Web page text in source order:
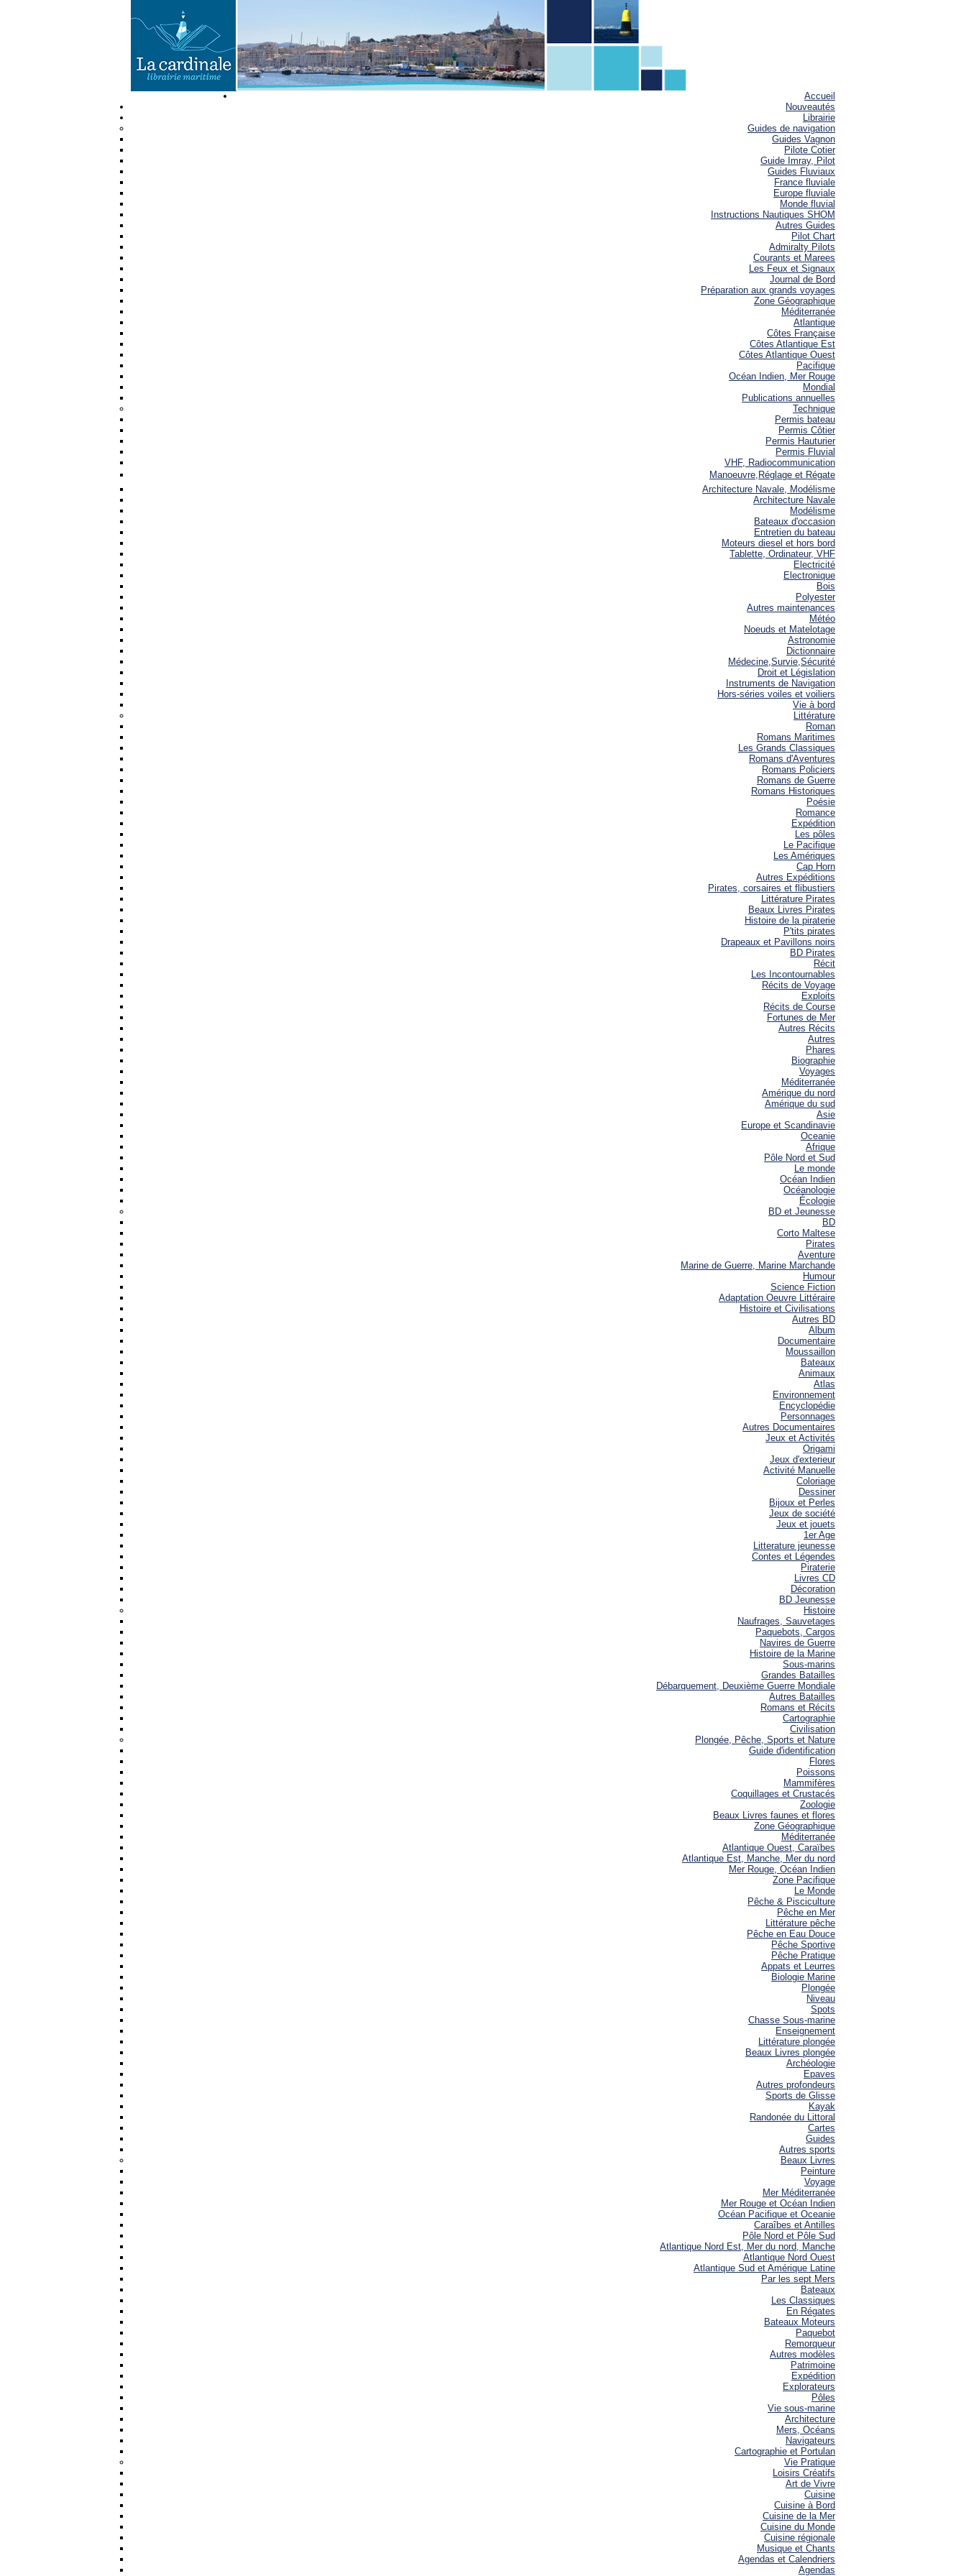
Accueil
Nouveautés
Librairie
Guides de navigation
Guides Vagnon
Pilote Cotier
Guide Imray, Pilot
Guides Fluviaux
France fluviale
Europe fluviale
Monde fluvial
Instructions Nautiques SHOM
Autres Guides
Pilot Chart
Admiralty Pilots
Courants et Marees
Les Feux et Signaux
Journal de Bord
Préparation aux grands voyages
Zone Géographique
Méditerranée
Atlantique
Côtes Française
Côtes Atlantique Est
Côtes Atlantique Ouest
Pacifique
Océan Indien, Mer Rouge
Mondial
Publications annuelles
Technique
Permis bateau
Permis Côtier
Permis Hauturier
Permis Fluvial
VHF, Radiocommunication
Manoeuvre,Réglage et Régate
Architecture Navale, Modélisme
Architecture Navale
Modélisme
Bateaux d'occasion
Entretien du bateau
Moteurs diesel et hors bord
Tablette, Ordinateur, VHF
Electricité
Electronique
Bois
Polyester
Autres maintenances
Météo
Noeuds et Matelotage
Astronomie
Dictionnaire
Médecine,Survie,Sécurité
Droit et Législation
Instruments de Navigation
Hors-séries voiles et voiliers
Vie à bord
Littérature
Roman
Romans Maritimes
Les Grands Classiques
Romans d'Aventures
Romans Policiers
Romans de Guerre
Romans Historiques
Poésie
Romance
Expédition
Les pôles
Le Pacifique
Les Amériques
Cap Horn
Autres Expéditions
Pirates, corsaires et flibustiers
Littérature Pirates
Beaux Livres Pirates
Histoire de la piraterie
P'tits pirates
Drapeaux et Pavillons noirs
BD Pirates
Récit
Les Incontournables
Récits de Voyage
Exploits
Récits de Course
Fortunes de Mer
Autres Récits
Autres
Phares
Biographie
Voyages
Méditerranée
Amérique du nord
Amérique du sud
Asie
Europe et Scandinavie
Oceanie
Afrique
Pôle Nord et Sud
Le monde
Océan Indien
Océanologie
Écologie
BD et Jeunesse
BD
Corto Maltese
Pirates
Aventure
Marine de Guerre, Marine Marchande
Humour
Science Fiction
Adaptation Oeuvre Littéraire
Histoire et Civilisations
Autres BD
Album
Documentaire
Moussaillon
Bateaux
Animaux
Atlas
Environnement
Encyclopédie
Personnages
Autres Documentaires
Jeux et Activités
Origami
Jeux d'exterieur
Activité Manuelle
Coloriage
Dessiner
Bijoux et Perles
Jeux de société
Jeux et jouets
1er Age
Litterature jeunesse
Contes et Légendes
Piraterie
Livres CD
Décoration
BD Jeunesse
Histoire
Naufrages, Sauvetages
Paquebots, Cargos
Navires de Guerre
Histoire de la Marine
Sous-marins
Grandes Batailles
Débarquement, Deuxième Guerre Mondiale
Autres Batailles
Romans et Récits
Cartographie
Civilisation
Plongée, Pêche, Sports et Nature
Guide d'identification
Flores
Poissons
Mammifères
Coquillages et Crustacés
Zoologie
Beaux Livres faunes et flores
Zone Géographique
Méditerranée
Atlantique Ouest, Caraïbes
Atlantique Est, Manche, Mer du nord
Mer Rouge, Océan Indien
Zone Pacifique
Le Monde
Pêche & Pisciculture
Pêche en Mer
Littérature pêche
Pêche en Eau Douce
Pêche Sportive
Pêche Pratique
Appats et Leurres
Biologie Marine
Plongée
Niveau
Spots
Chasse Sous-marine
Enseignement
Littérature plongée
Beaux Livres plongée
Archéologie
Epaves
Autres profondeurs
Sports de Glisse
Kayak
Randonée du Littoral
Cartes
Guides
Autres sports
Beaux Livres
Peinture
Voyage
Mer Méditerranée
Mer Rouge et Océan Indien
Océan Pacifique et Oceanie
Caraîbes et Antilles
Pôle Nord et Pôle Sud
Atlantique Nord Est, Mer du nord, Manche
Atlantique Nord Ouest
Atlantique Sud et Amérique Latine
Par les sept Mers
Bateaux
Les Classiques
En Régates
Bateaux Moteurs
Paquebot
Remorqueur
Autres modèles
Patrimoine
Expédition
Explorateurs
Pôles
Vie sous-marine
Architecture
Mers, Océans
Navigateurs
Cartographie et Portulan
Vie Pratique
Loisirs Créatifs
Art de Vivre
Cuisine
Cuisine à Bord
Cuisine de la Mer
Cuisine du Monde
Cuisine régionale
Musique et Chants
Agendas et Calendriers
Agendas